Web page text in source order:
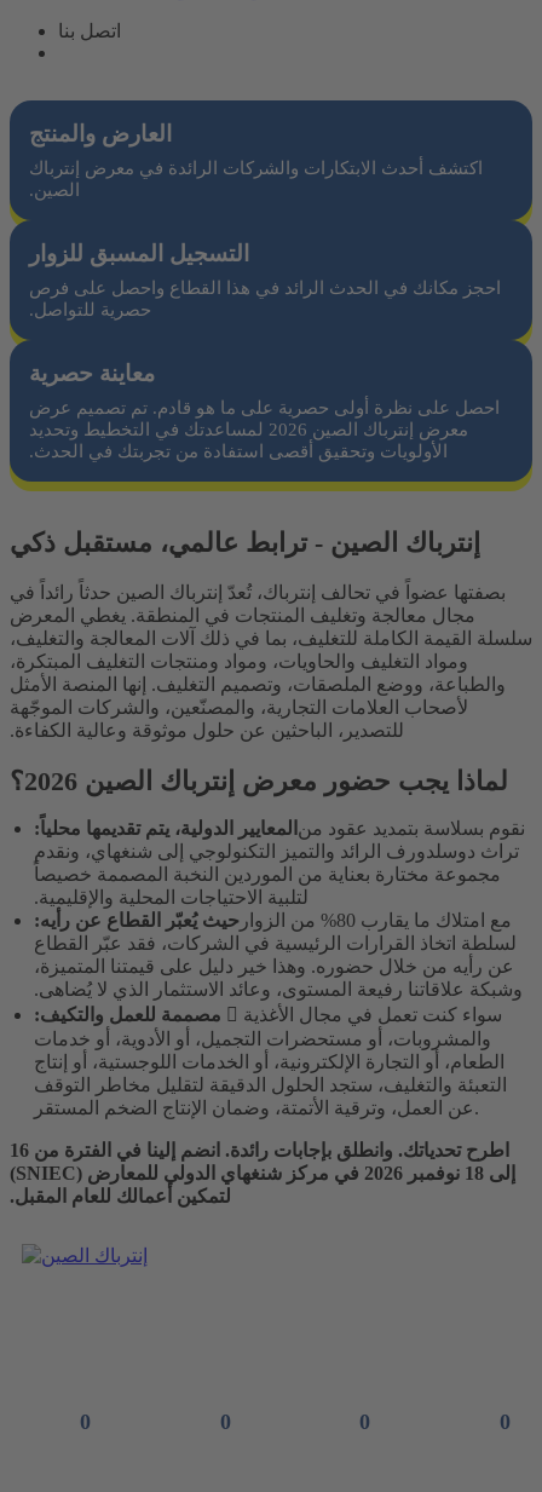
اتصل بنا
العارض والمنتج
اكتشف أحدث الابتكارات والشركات الرائدة في معرض إنترباك
الصين.
التسجيل المسبق للزوار
احجز مكانك في الحدث الرائد في هذا القطاع واحصل على فرص
حصرية للتواصل.
معاينة حصرية
احصل على نظرة أولى حصرية على ما هو قادم. تم تصميم عرض
معرض إنترباك الصين 2026 لمساعدتك في التخطيط وتحديد
الأولويات وتحقيق أقصى استفادة من تجربتك في الحدث.
إنترباك الصين - ترابط عالمي، مستقبل ذكي
بصفتها عضواً في تحالف إنترباك، تُعدّ إنترباك الصين حدثاً رائداً في
مجال معالجة وتغليف المنتجات في المنطقة. يغطي المعرض
سلسلة القيمة الكاملة للتغليف، بما في ذلك آلات المعالجة والتغليف،
ومواد التغليف والحاويات، ومواد ومنتجات التغليف المبتكرة،
والطباعة، ووضع الملصقات، وتصميم التغليف. إنها المنصة الأمثل
لأصحاب العلامات التجارية، والمصنّعين، والشركات الموجّهة
للتصدير، الباحثين عن حلول موثوقة وعالية الكفاءة.
لماذا يجب حضور معرض إنترباك الصين 2026؟
المعايير الدولية، يتم تقديمها محلياً: نقوم بسلاسة بتمديد عقود من
تراث دوسلدورف الرائد والتميز التكنولوجي إلى شنغهاي، ونقدم
مجموعة مختارة بعناية من الموردين النخبة المصممة خصيصاً
لتلبية الاحتياجات المحلية والإقليمية.
حيث يُعبّر القطاع عن رأيه: مع امتلاك ما يقارب 80% من الزوار
لسلطة اتخاذ القرارات الرئيسية في الشركات، فقد عبّر القطاع
عن رأيه من خلال حضوره. وهذا خير دليل على قيمتنا المتميزة،
وشبكة علاقاتنا رفيعة المستوى، وعائد الاستثمار الذي لا يُضاهى.
مصممة للعمل والتكيف:  سواء كنت تعمل في مجال الأغذية
والمشروبات، أو مستحضرات التجميل، أو الأدوية، أو خدمات
الطعام، أو التجارة الإلكترونية، أو الخدمات اللوجستية، أو إنتاج
التعبئة والتغليف، ستجد الحلول الدقيقة لتقليل مخاطر التوقف
عن العمل، وترقية الأتمتة، وضمان الإنتاج الضخم المستقر.
اطرح تحدياتك. وانطلق بإجابات رائدة. انضم إلينا في الفترة من 16
إلى 18 نوفمبر 2026 في مركز شنغهاي الدولي للمعارض (SNIEC)
لتمكين أعمالك للعام المقبل.
0 0 0 0